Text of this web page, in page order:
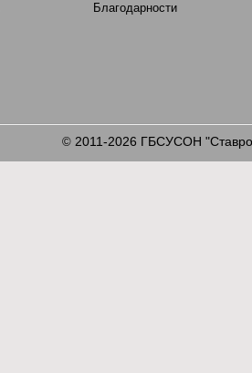
Благодарности
©2011-2026 ГБСУСОН